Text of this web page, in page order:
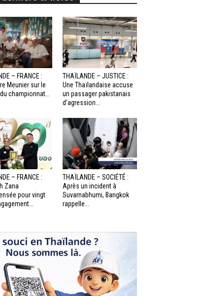
– FRANCE :
Meunier sur le
championnat...
THAÏLANDE – JUSTICE :
Une Thaïlandaise accuse
un passager pakistanais
d’agression...
– FRANCE :
Zana
pour vingt
THAÏLANDE – SOCIÉTÉ :
Après un incident à
Suvarnabhumi, Bangkok
rappelle...